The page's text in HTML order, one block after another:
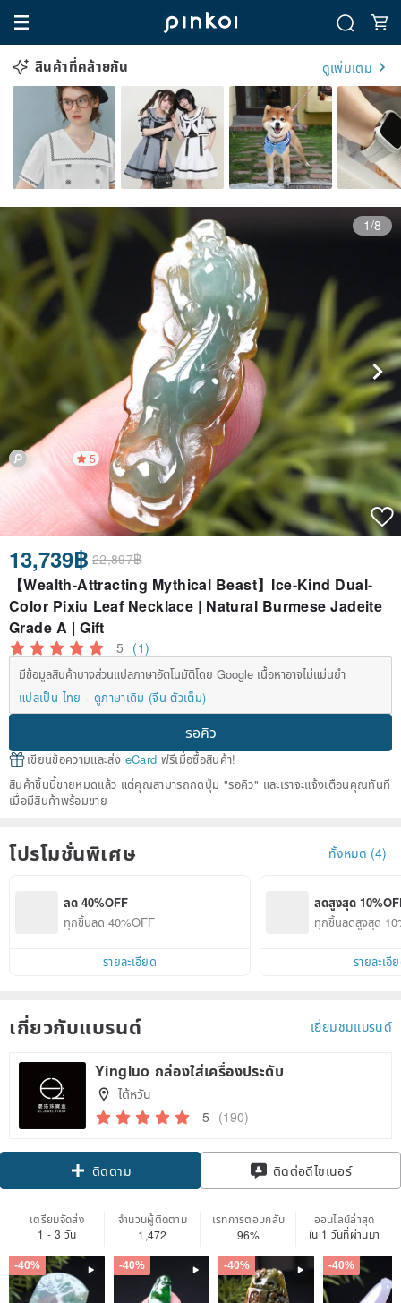
สินค้าที่คล้ายกัน ดูเพิ่มเติม
1/8
5
13,739฿ 22,897฿
【Wealth-Attracting Mythical Beast】Ice-Kind Dual-
Color Pixiu Leaf Necklace | Natural Burmese Jadeite
Grade A | Gift
5 (1)
มีข้อมูลสินค้าบางส่วนแปลภาษาอัตโนมัติโดย Google เนื้อหาอาจไม่แม่นยำ
แปลเป็น ไทย
ดูภาษาเดิม (จีน-ตัวเต็ม)
รอคิว
เขียนข้อความและส่ง eCard ฟรีเมื่อซื้อสินค้า!
สินค้าชิ้นนี้ขายหมดแล้ว แต่คุณสามารถกดปุ่ม "รอคิว" และเราจะแจ้งเตือนคุณทันที
เมื่อมีสินค้าพร้อมขาย
โปรโมชั่นพิเศษ ทั้งหมด (4)
ลด 40%OFF
ทุกชิ้นลด 40%OFF
รายละเอียด
ลดสูงสุด
ทุกชิ้นลดสูงสุด
รายละเอี
เกี่ยวกับแบรนด์ เยี่ยมชมแบรนด์
Yingluo กล่องใส่เครื่องประดับ
ไต้หวัน
5 (190)
ติดตาม
ติดต่อดีไซเนอร์
เตรียมจัดส่ง
1 - 3 วัน
จำนวนผู้ติดตาม
1,472
เรทการตอบกลับ
96%
ออนไลน์ล่าสุด
ใน 1 วันที่ผ่านมา
-40% -40% -40% -40%